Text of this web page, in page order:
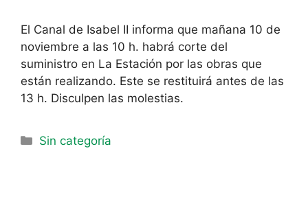
El Canal de Isabel II informa que mañana 10 de
noviembre a las 10 h. habrá corte del
suministro en La Estación por las obras que
están realizando. Este se restituirá antes de las
13 h. Disculpen las molestias.
Sin categoría